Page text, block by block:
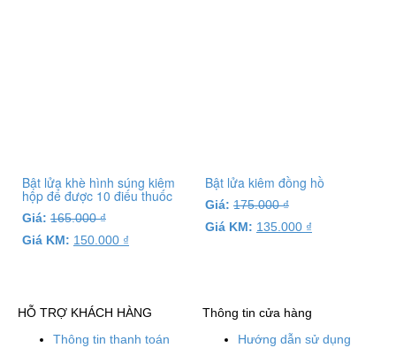
Bật lửa khè hình súng kiêm
hộp để được 10 điếu thuốc
Giá: 165.000₫
Giá KM: 150.000 ₫
Bật lửa kiêm đồng hồ
Giá: 175.000₫
Giá KM: 135.000 ₫
HỖ TRỢ KHÁCH HÀNG
Thông tin thanh toán
Thông tin cửa hàng
Hướng dẫn sử dụng